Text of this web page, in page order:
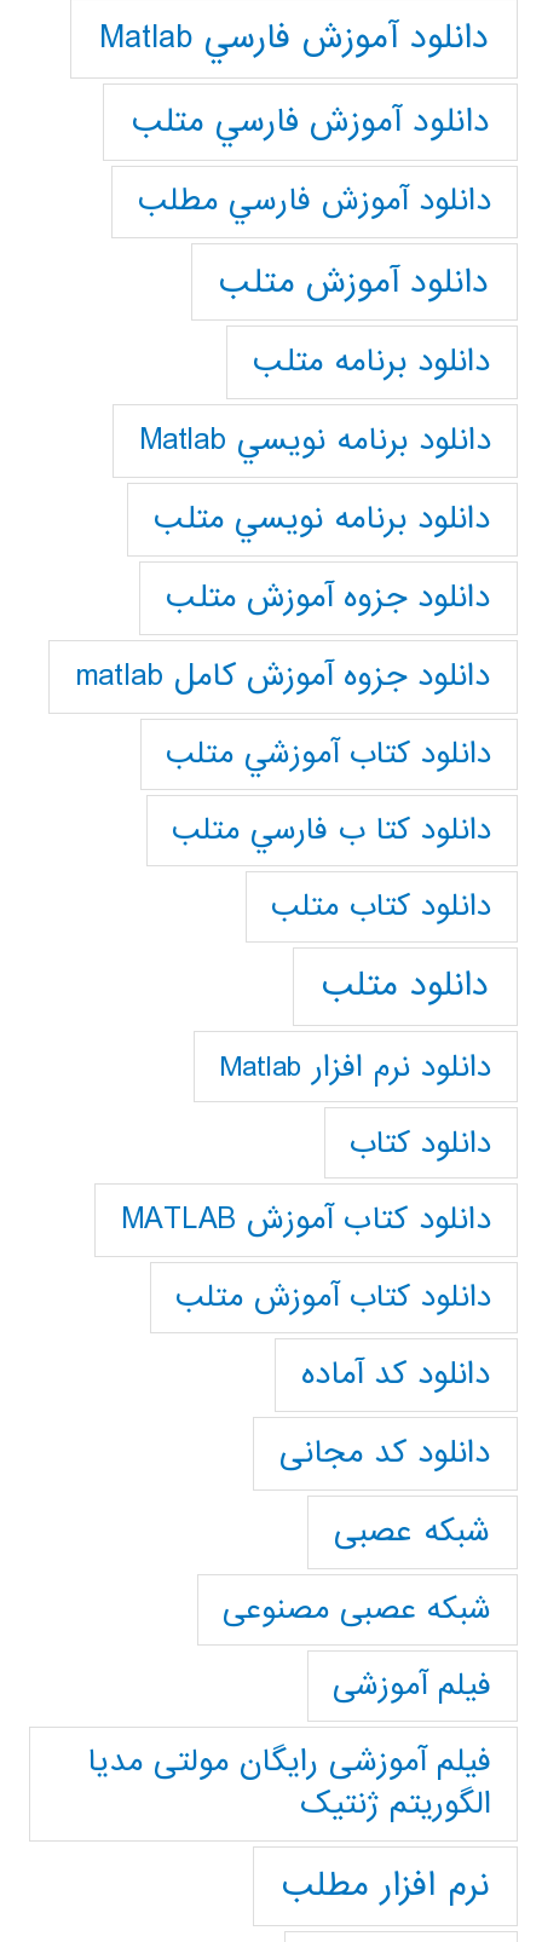
دانلود آموزش فارسي Matlab
دانلود آموزش فارسي متلب
دانلود آموزش فارسي مطلب
دانلود آموزش متلب
دانلود برنامه متلب
دانلود برنامه نويسي Matlab
دانلود برنامه نويسي متلب
دانلود جزوه آموزش متلب
دانلود جزوه آموزش کامل matlab
دانلود كتاب آموزشي متلب
دانلود كتا ب فارسي متلب
دانلود كتاب متلب
دانلود متلب
دانلود نرم افزار Matlab
دانلود کتاب
دانلود کتاب آموزش MATLAB
دانلود کتاب آموزش متلب
دانلود کد آماده
دانلود کد مجانی
شبکه عصبی
شبکه عصبی مصنوعی
فیلم آموزشی
فیلم آموزشی رایگان مولتی مدیا
الگوریتم ژنتیک
نرم افزار مطلب